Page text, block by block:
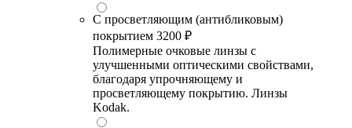
С просветляющим (антибликовым)
покрытием 3200 ₽
Полимерные очковые линзы с
улучшенными оптическими свойствами,
благодаря упрочняющему и
просветляющему покрытию. Линзы
Kodak.